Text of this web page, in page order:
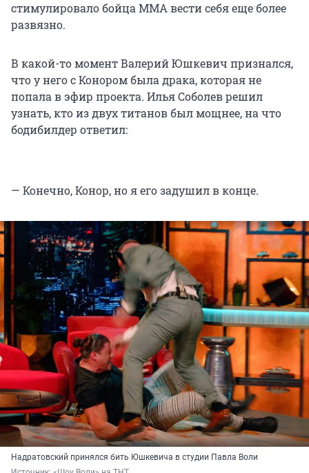
стимулировало бойца ММА вести себя еще более
развязно.
В какой-то момент Валерий Юшкевич признался,
что у него с Конором была драка, которая не
попала в эфир проекта. Илья Соболев решил
узнать, кто из двух титанов был мощнее, на что
бодибилдер ответил:
— Конечно, Конор, но я его задушил в конце.
Надратовский принялся бить Юшкевича в студии Павла Воли